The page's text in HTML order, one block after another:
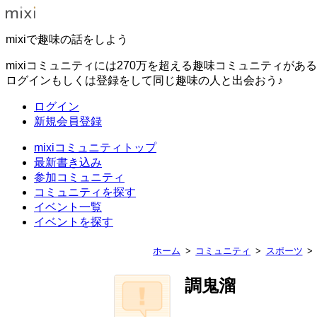
mixiで趣味の話をしよう
mixiコミュニティには270万を超える趣味コミュニティがある
ログインもしくは登録をして同じ趣味の人と出会おう♪
ログイン
新規会員登録
mixiコミュニティトップ
最新書き込み
参加コミュニティ
コミュニティを探す
イベント一覧
イベントを探す
ホーム コミュニティ スポーツ
調鬼溜